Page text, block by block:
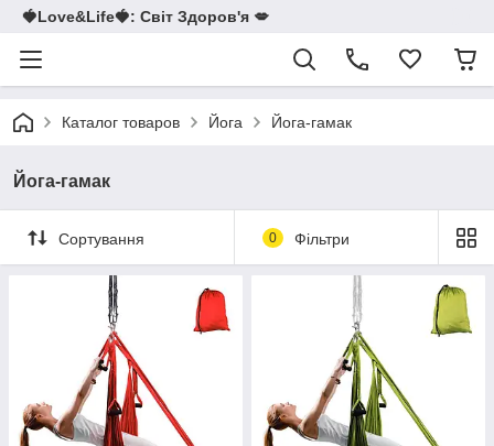
🍓Love&Life🍓: Світ Здоров'я 💋
Каталог товаров Йога Йога-гамак
Йога-гамак
Сортування 0 Фільтри